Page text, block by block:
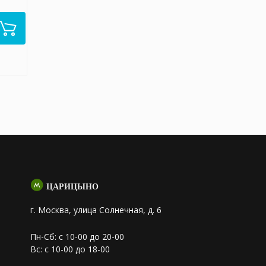
ЦАРИЦЫНО
г. Москва, улица Солнечная, д. 6
Пн-Сб: с 10-00 до 20-00
Вс: с 10-00 до 18-00